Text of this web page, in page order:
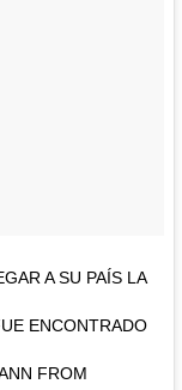
A SU PAÍS LA
ENCONTRADO
FROM